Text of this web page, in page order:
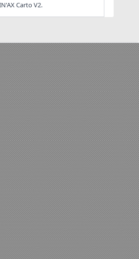
Carto V2.